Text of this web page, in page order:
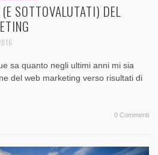
SOTTOVALUTATI) DEL
sa quanto negli ultimi anni mi sia
del web marketing verso risultati di
0 Commenti